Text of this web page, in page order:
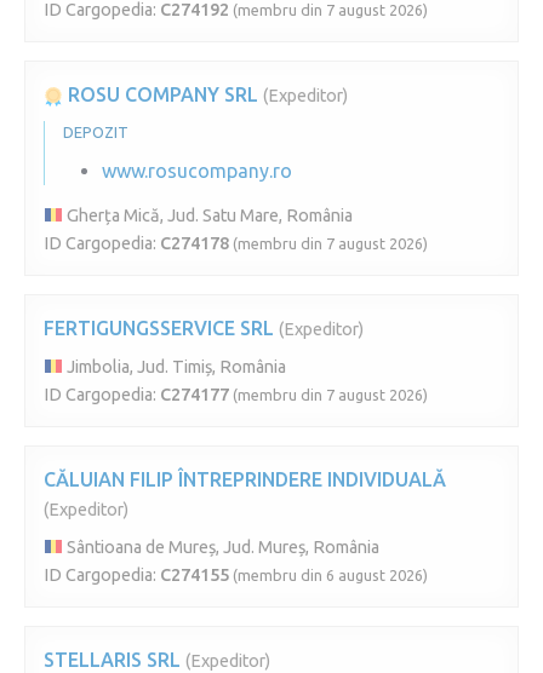
ID Cargopedia: C274192 (membru din 7 august 2026)
ROSU COMPANY SRL (Expeditor)
DEPOZIT
www.rosucompany.ro
Gherța Mică, Jud. Satu Mare, România
ID Cargopedia: C274178 (membru din 7 august 2026)
FERTIGUNGSSERVICE SRL (Expeditor)
Jimbolia, Jud. Timiș, România
ID Cargopedia: C274177 (membru din 7 august 2026)
CĂLUIAN FILIP ÎNTREPRINDERE INDIVIDUALĂ
(Expeditor)
Sântioana de Mureș, Jud. Mureș, România
ID Cargopedia: C274155 (membru din 6 august 2026)
STELLARIS SRL (Expeditor)